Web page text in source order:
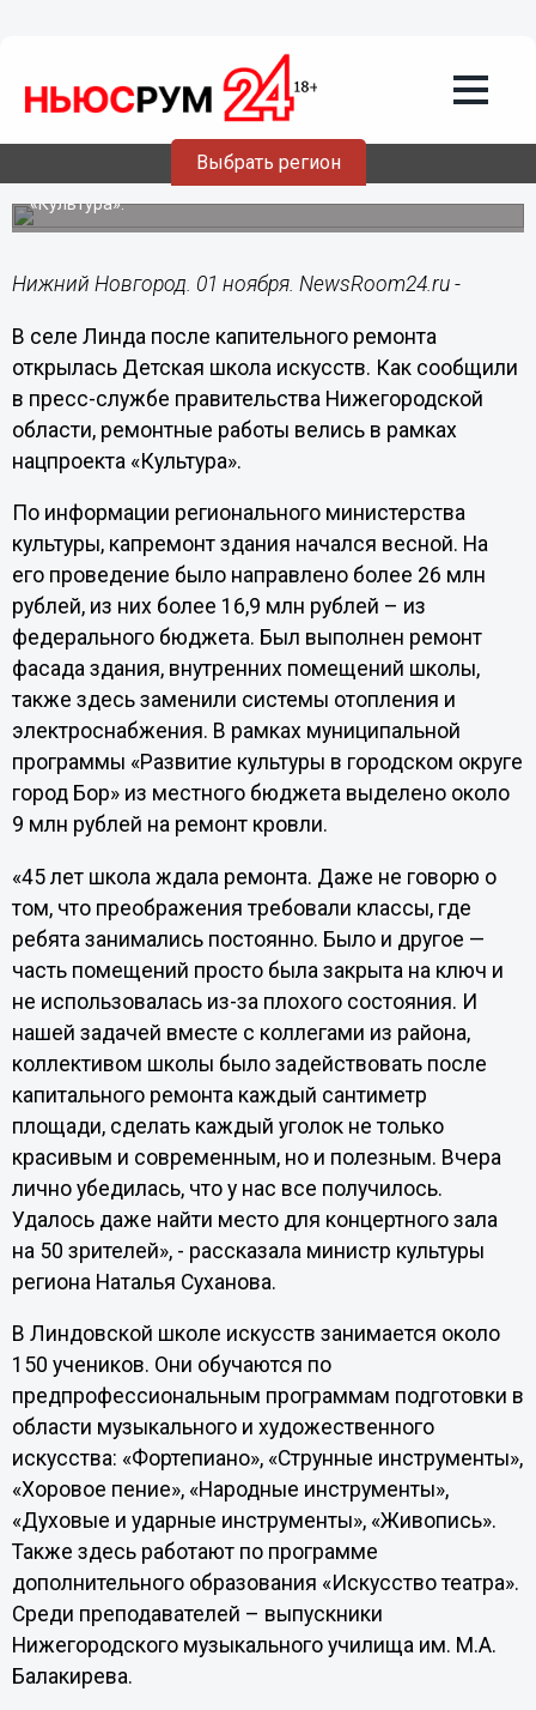
Выбрать регион
01.11.202418:37
Детская школа искусств открылась
после капремонта в Линде
Ремонтные работы велись в рамках нацпроекта
«Культура».
Нижний Новгород. 01 ноября. NewsRoom24.ru -
В селе Линда после капительного ремонта
открылась Детская школа искусств. Как сообщили
в пресс-службе правительства Нижегородской
области, ремонтные работы велись в рамках
нацпроекта «Культура».
По информации регионального министерства
культуры, капремонт здания начался весной. На
его проведение было направлено более 26 млн
рублей, из них более 16,9 млн рублей – из
федерального бюджета. Был выполнен ремонт
фасада здания, внутренних помещений школы,
также здесь заменили системы отопления и
электроснабжения. В рамках муниципальной
программы «Развитие культуры в городском округе
город Бор» из местного бюджета выделено около
9 млн рублей на ремонт кровли.
«45 лет школа ждала ремонта. Даже не говорю о
том, что преображения требовали классы, где
ребята занимались постоянно. Было и другое —
часть помещений просто была закрыта на ключ и
не использовалась из-за плохого состояния. И
нашей задачей вместе с коллегами из района,
коллективом школы было задействовать после
капитального ремонта каждый сантиметр
площади, сделать каждый уголок не только
красивым и современным, но и полезным. Вчера
лично убедилась, что у нас все получилось.
Удалось даже найти место для концертного зала
на 50 зрителей», - рассказала министр культуры
региона Наталья Суханова.
В Линдовской школе искусств занимается около
150 учеников. Они обучаются по
предпрофессиональным программам подготовки в
области музыкального и художественного
искусства: «Фортепиано», «Струнные инструменты»,
«Хоровое пение», «Народные инструменты»,
«Духовые и ударные инструменты», «Живопись».
Также здесь работают по программе
дополнительного образования «Искусство театра».
Среди преподавателей – выпускники
Нижегородского музыкального училища им. М.А.
Балакирева.